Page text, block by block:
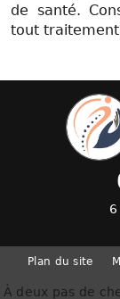
de santé.
tout
Plan du site
À deux pas de